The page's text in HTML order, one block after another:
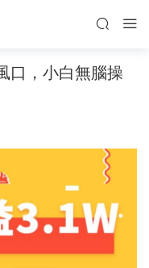
口，小白無腦操